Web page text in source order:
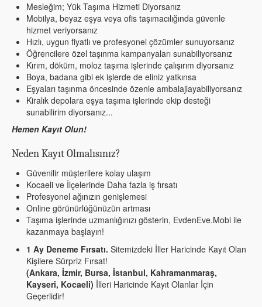
Mesleğim; Yük Taşıma Hizmeti Diyorsanız
Mobilya, beyaz eşya veya ofis taşımacılığında güvenle
hizmet veriyorsanız
Hızlı, uygun fiyatlı ve profesyonel çözümler sunuyorsanız
Öğrencilere özel taşınma kampanyaları sunabiliyorsanız
Kırım, döküm, moloz taşıma işlerinde çalışırım diyorsanız
Boya, badana gibi ek işlerde de eliniz yatkınsa
Eşyaları taşınma öncesinde özenle ambalajlayabiliyorsanız
Kiralık depolara eşya taşıma işlerinde ekip desteği
sunabilirim diyorsanız...
Hemen Kayıt Olun!
Neden Kayıt Olmalısınız?
Güvenilir müşterilere kolay ulaşım
Kocaeli ve İlçelerinde Daha fazla iş fırsatı
Profesyonel ağınızın genişlemesi
Online görünürlüğünüzün artması
Taşıma işlerinde uzmanlığınızı gösterin, EvdenEve.Mobi ile
kazanmaya başlayın!
1 Ay Deneme Fırsatı. Sitemizdeki İller Haricinde Kayıt Olan
Kişilere Sürpriz Fırsat!
(Ankara, İzmir, Bursa, İstanbul, Kahramanmaraş,
Kayseri, Kocaeli) İlleri Haricinde Kayıt Olanlar İçin
Geçerlidir!